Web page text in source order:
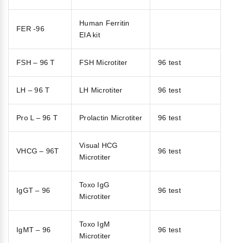
FER -96
Human Ferritin
EIA kit
FSH – 96 T FSH Microtiter 96 test
LH – 96 T LH Microtiter 96 test
Pro L – 96 T Prolactin Microtiter 96 test
VHCG – 96T
Visual HCG
Microtiter
96 test
IgGT – 96
Toxo IgG
Microtiter
96 test
IgMT – 96
Toxo IgM
Microtiter
96 test